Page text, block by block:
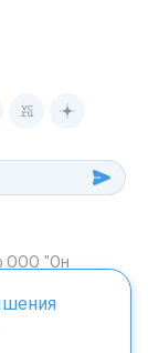
ООО "Он
1259 ГК. РФ.